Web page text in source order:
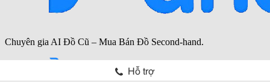
Hỗ trợ